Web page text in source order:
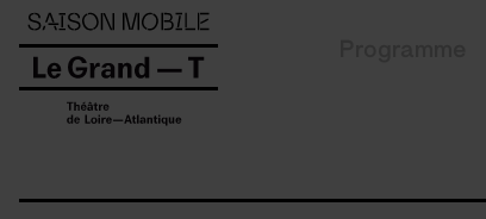
Panneau de gestion des cookies